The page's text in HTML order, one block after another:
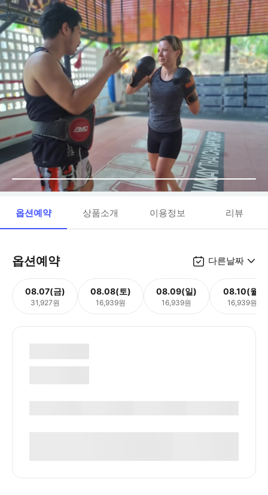
옵션예약 상품소개 이용정보 리뷰
옵션예약 다른날짜
08.07(금)
31,927원
08.08(토)
16,939원
08.09(일)
16,939원
08.10(월)
16,939원